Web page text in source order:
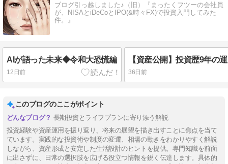
ブログ引っ越しました♪（旧）『まったくフツーの会社員
が、NISAとiDeCoとIPO(&時々FX)で投資入門してみた
件。』
AIが語った未来◆令和大恐慌編
12日前 36日前
このブログのここがポイント
長期投資とライフプランに寄り添う解説
投資経験や資産運用を振り返り、将来の展望を描き出すことに焦点を当て
ています。実践的な投資術や制度の変遷、相場の動きをわかりやすく解説
しながら、資産形成と安定した生活設計のヒントを提供。専門知識を前面
に出さずに、日常の選択肢を広げる役立つ情報を鋭く伝達します。具体的